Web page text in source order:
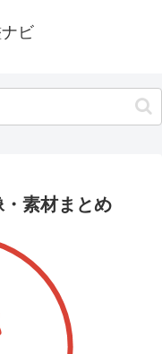
ビ
素材まとめ